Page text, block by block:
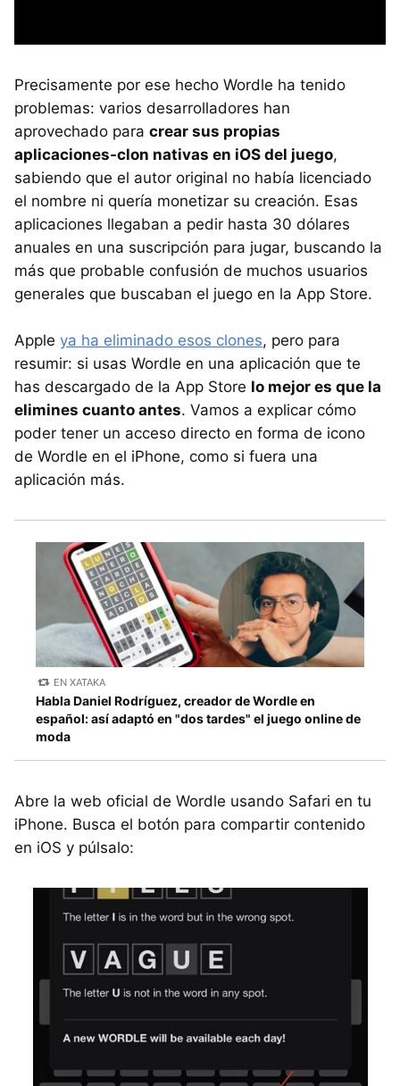
Precisamente por ese hecho Wordle ha tenido
problemas: varios desarrolladores han
aprovechado para crear sus propias
aplicaciones-clon nativas en iOS del juego,
sabiendo que el autor original no había licenciado
el nombre ni quería monetizar su creación. Esas
aplicaciones llegaban a pedir hasta 30 dólares
anuales en una suscripción para jugar, buscando la
más que probable confusión de muchos usuarios
generales que buscaban el juego en la App Store.
Apple ya ha eliminado esos clones, pero para
resumir: si usas Wordle en una aplicación que te
has descargado de la App Store lo mejor es que la
elimines cuanto antes. Vamos a explicar cómo
poder tener un acceso directo en forma de icono
de Wordle en el iPhone, como si fuera una
aplicación más.
EN XATAKA
Habla Daniel Rodríguez, creador de Wordle en
español: así adaptó en "dos tardes" el juego online de
moda
Abre la web oficial de Wordle usando Safari en tu
iPhone. Busca el botón para compartir contenido
en iOS y púlsalo: